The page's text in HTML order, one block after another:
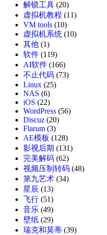
解锁工具 (20)
虚拟机教程 (11)
VM tools (10)
虚拟机系统 (10)
其他 (1)
软件 (119)
AI软件 (166)
不止代码 (73)
Linux (25)
NAS (6)
iOS (22)
WordPress (56)
Discuz (20)
Flarum (3)
AE模板 (128)
影视后期 (131)
完美解码 (62)
视频压制转码 (48)
第九艺术 (34)
星辰 (13)
飞行 (51)
音乐 (49)
壁纸 (29)
瑞克和莫蒂 (39)